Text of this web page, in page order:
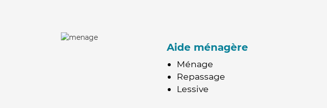
Aide ménagère
Ménage
Repassage
Lessive